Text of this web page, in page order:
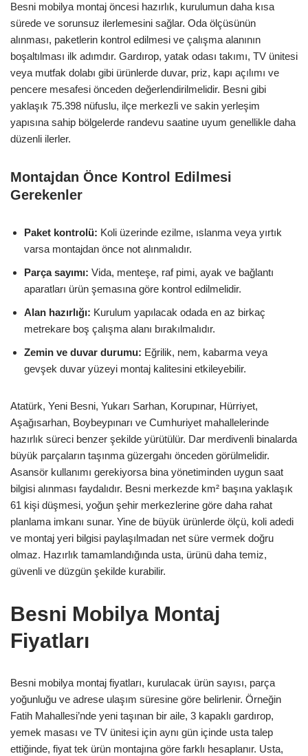
Besni mobilya montaj öncesi hazırlık, kurulumun daha kısa
sürede ve sorunsuz ilerlemesini sağlar. Oda ölçüsünün
alınması, paketlerin kontrol edilmesi ve çalışma alanının
boşaltılması ilk adımdır. Gardırop, yatak odası takımı, TV ünitesi
veya mutfak dolabı gibi ürünlerde duvar, priz, kapı açılımı ve
pencere mesafesi önceden değerlendirilmelidir. Besni gibi
yaklaşık 75.398 nüfuslu, ilçe merkezli ve sakin yerleşim
yapısına sahip bölgelerde randevu saatine uyum genellikle daha
düzenli ilerler.
Montajdan Önce Kontrol Edilmesi
Gerekenler
Paket kontrolü: Koli üzerinde ezilme, ıslanma veya yırtık
varsa montajdan önce not alınmalıdır.
Parça sayımı: Vida, menteşe, raf pimi, ayak ve bağlantı
aparatları ürün şemasına göre kontrol edilmelidir.
Alan hazırlığı: Kurulum yapılacak odada en az birkaç
metrekare boş çalışma alanı bırakılmalıdır.
Zemin ve duvar durumu: Eğrilik, nem, kabarma veya
gevşek duvar yüzeyi montaj kalitesini etkileyebilir.
Atatürk, Yeni Besni, Yukarı Sarhan, Korupınar, Hürriyet,
Aşağısarhan, Boybeypınarı ve Cumhuriyet mahallelerinde
hazırlık süreci benzer şekilde yürütülür. Dar merdivenli binalarda
büyük parçaların taşınma güzergahı önceden görülmelidir.
Asansör kullanımı gerekiyorsa bina yönetiminden uygun saat
bilgisi alınması faydalıdır. Besni merkezde km² başına yaklaşık
61 kişi düşmesi, yoğun şehir merkezlerine göre daha rahat
planlama imkanı sunar. Yine de büyük ürünlerde ölçü, koli adedi
ve montaj yeri bilgisi paylaşılmadan net süre vermek doğru
olmaz. Hazırlık tamamlandığında usta, ürünü daha temiz,
güvenli ve düzgün şekilde kurabilir.
Besni Mobilya Montaj
Fiyatları
Besni mobilya montaj fiyatları, kurulacak ürün sayısı, parça
yoğunluğu ve adrese ulaşım süresine göre belirlenir. Örneğin
Fatih Mahallesi’nde yeni taşınan bir aile, 3 kapaklı gardırop,
yemek masası ve TV ünitesi için aynı gün içinde usta talep
ettiğinde, fiyat tek ürün montajına göre farklı hesaplanır. Usta,